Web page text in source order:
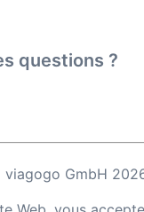
questions ?
GmbH